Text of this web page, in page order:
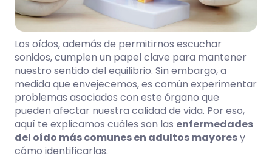
Los oídos, además de permitirnos escuchar
sonidos, cumplen un papel clave para mantener
nuestro sentido del equilibrio. Sin embargo, a
medida que envejecemos, es común experimentar
problemas asociados con este órgano que
pueden afectar nuestra calidad de vida. Por eso,
aquí te explicamos cuáles son las enfermedades
del oído más comunes en adultos mayoresy
cómo identificarlas.